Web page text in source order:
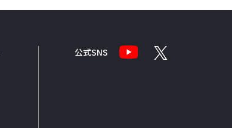
公式SNS